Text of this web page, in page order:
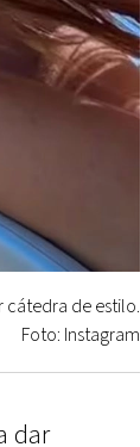
cátedra de estilo.
Foto: Instagram
dar